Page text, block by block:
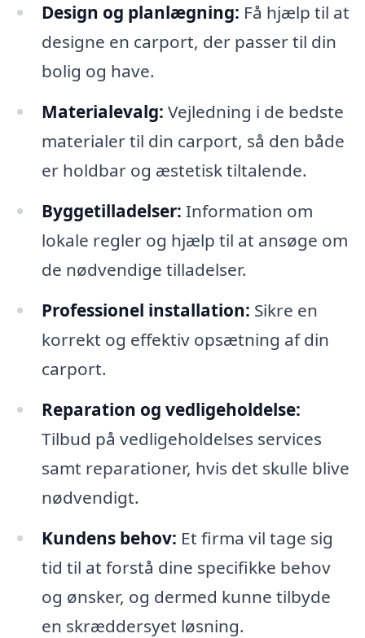
Design og planlægning: Få hjælp til at
designe en carport, der passer til din
bolig og have.
Materialevalg: Vejledning i de bedste
materialer til din carport, så den både
er holdbar og æstetisk tiltalende.
Byggetilladelser: Information om
lokale regler og hjælp til at ansøge om
de nødvendige tilladelser.
Professionel installation: Sikre en
korrekt og effektiv opsætning af din
carport.
Reparation og vedligeholdelse:
Tilbud på vedligeholdelses services
samt reparationer, hvis det skulle blive
nødvendigt.
Kundens behov: Et firma vil tage sig
tid til at forstå dine specifikke behov
og ønsker, og dermed kunne tilbyde
en skræddersyet løsning.